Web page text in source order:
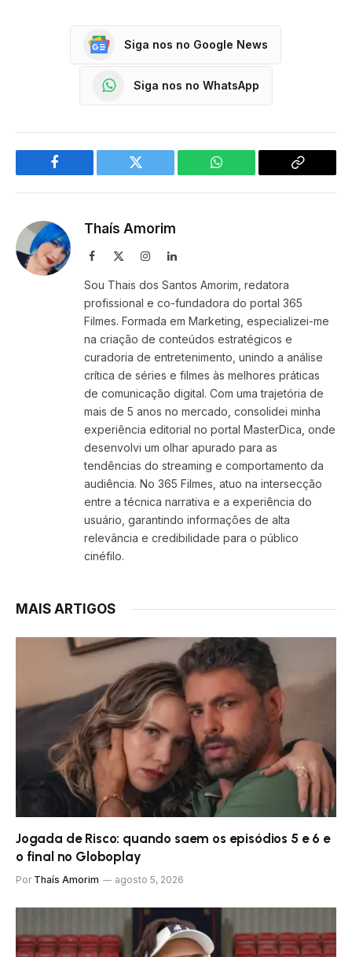
Siga nos no Google News
Siga nos no WhatsApp
Facebook Twitter WhatsApp
Copy
Thaís Amorim
Facebook InstagramLinkedIn
Sou Thais dos Santos Amorim, redatora
profissional e co-fundadora do portal 365
Filmes. Formada em Marketing, especializei-me
na criação de conteúdos estratégicos e
curadoria de entretenimento, unindo a análise
crítica de séries e filmes às melhores práticas
de comunicação digital. Com uma trajetória de
mais de 5 anos no mercado, consolidei minha
experiência editorial no portal MasterDica, onde
desenvolvi um olhar apurado para as
tendências do streaming e comportamento da
audiência. No 365 Filmes, atuo na intersecção
entre a técnica narrativa e a experiência do
usuário, garantindo informações de alta
relevância e credibilidade para o público
cinéfilo.
MAIS ARTIGOS
Jogada de Risco: quando saem os episódios 5 e 6 e
o final no Globoplay
Por Thaís Amorim agosto 5, 2026